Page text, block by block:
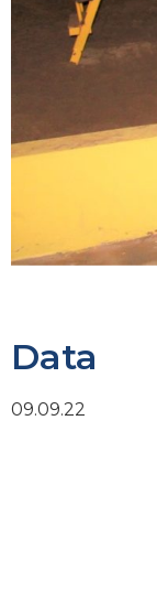
Data
09.09.22